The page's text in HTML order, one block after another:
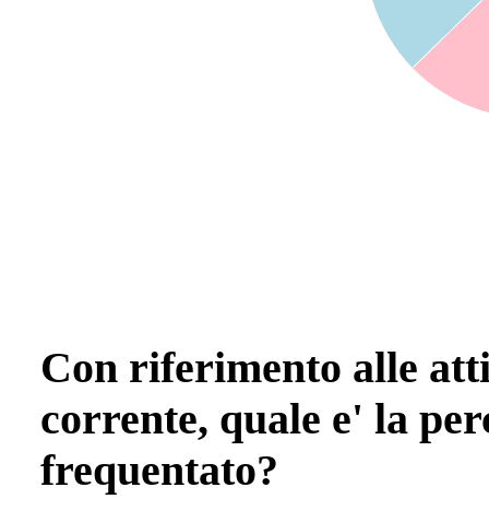
Con riferimento alle
corrente, quale e' la
frequentato?